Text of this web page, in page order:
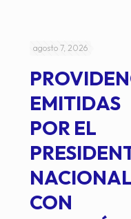
agosto 7, 2026
EMITIDAS
POR EL
CON